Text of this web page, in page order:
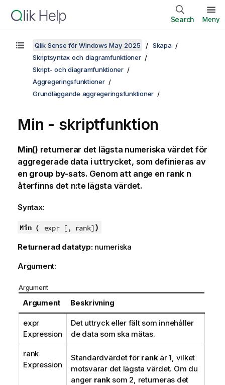
Search Meny
Qlik Sense för Windows May 2025
Skapa
Skriptsyntax och diagramfunktioner
Skript- och diagramfunktioner
Aggregeringsfunktioner
Grundläggande aggregeringsfunktioner
Min - skriptfunktion
Min() returnerar det lägsta numeriska värdet för
aggregerade data i uttrycket, som definieras av
en group by-sats. Genom att ange en rank n
återfinns det n:te lägsta värdet.
Syntax:
Min ( expr [, rank])
Returnerad datatyp: numeriska
Argument:
Argument
Argument Beskrivning
expr
Expression
Det uttryck eller fält som innehåller
de data som ska mätas.
rank
Expression
Standardvärdet för rankär 1, vilket
motsvarar det lägsta värdet. Om du
anger ranksom 2, returneras det